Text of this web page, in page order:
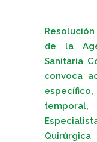
de la
Sanitaria
convoca